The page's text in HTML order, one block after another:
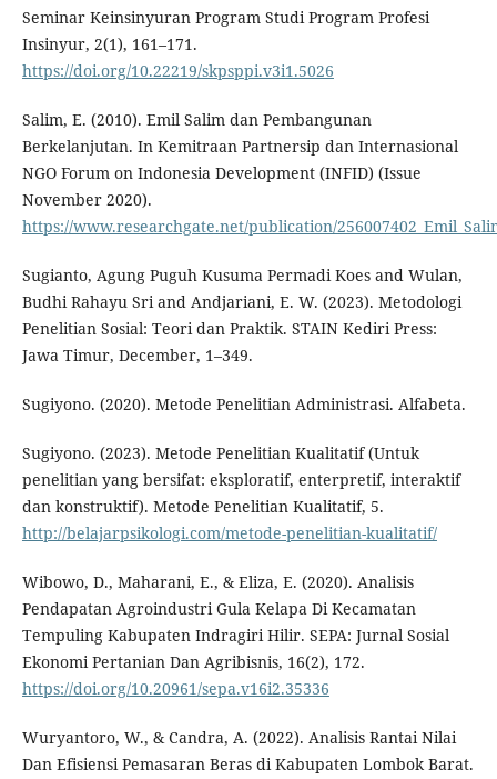
Seminar Keinsinyuran Program Studi Program Profesi
Insinyur, 2(1), 161–171.
https://doi.org/10.22219/skpsppi.v3i1.5026
Salim, E. (2010). Emil Salim dan Pembangunan
Berkelanjutan. In Kemitraan Partnersip dan Internasional
NGO Forum on Indonesia Development (INFID) (Issue
November 2020).
https://www.researchgate.net/publication/
Sugianto, Agung Puguh Kusuma Permadi Koes and Wulan,
Budhi Rahayu Sri and Andjariani, E. W. (2023). Metodologi
Penelitian Sosial: Teori dan Praktik. STAIN Kediri Press:
Jawa Timur, December, 1–349.
Sugiyono. (2020). Metode Penelitian Administrasi. Alfabeta.
Sugiyono. (2023). Metode Penelitian Kualitatif (Untuk
penelitian yang bersifat: eksploratif, enterpretif, interaktif
dan konstruktif). Metode Penelitian Kualitatif, 5.
http://belajarpsikologi.com/metode-penelitian-kualitatif/
Wibowo, D., Maharani, E., & Eliza, E. (2020). Analisis
Pendapatan Agroindustri Gula Kelapa Di Kecamatan
Tempuling Kabupaten Indragiri Hilir. SEPA: Jurnal Sosial
Ekonomi Pertanian Dan Agribisnis, 16(2), 172.
https://doi.org/10.20961/sepa.v16i2.35336
Wuryantoro, W., & Candra, A. (2022). Analisis Rantai Nilai
Dan Efisiensi Pemasaran Beras di Kabupaten Lombok Barat.